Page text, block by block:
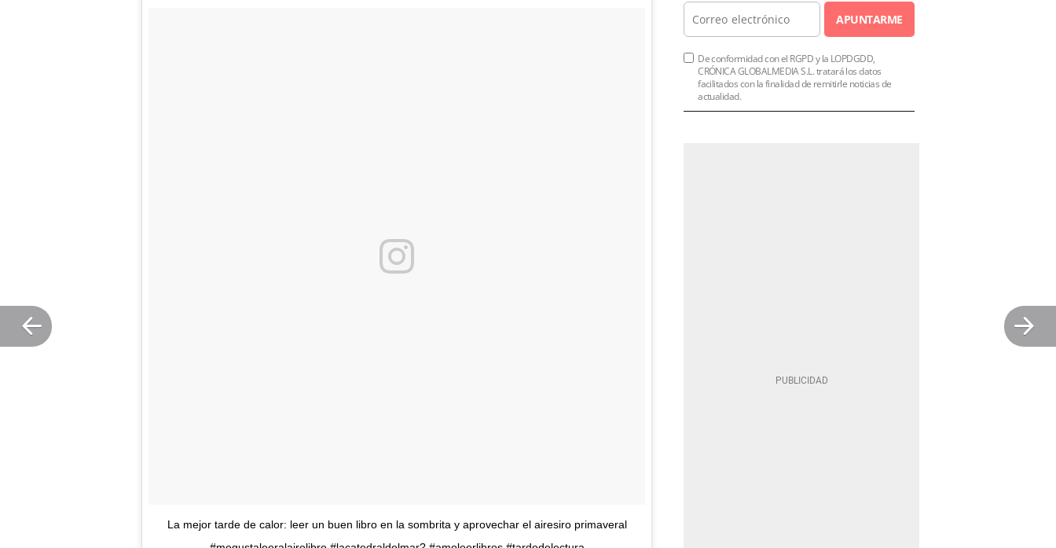
La mejor tarde de calor: leer un buen libro en la sombrita y aprovechar el airesiro primaveral
APUNTARME
De conformidad con el RGPD y la LOPDGDD,
CRÓNICA GLOBALMEDIA S.L. tratará los datos
facilitados con la finalidad de remitirle noticias de
actualidad.